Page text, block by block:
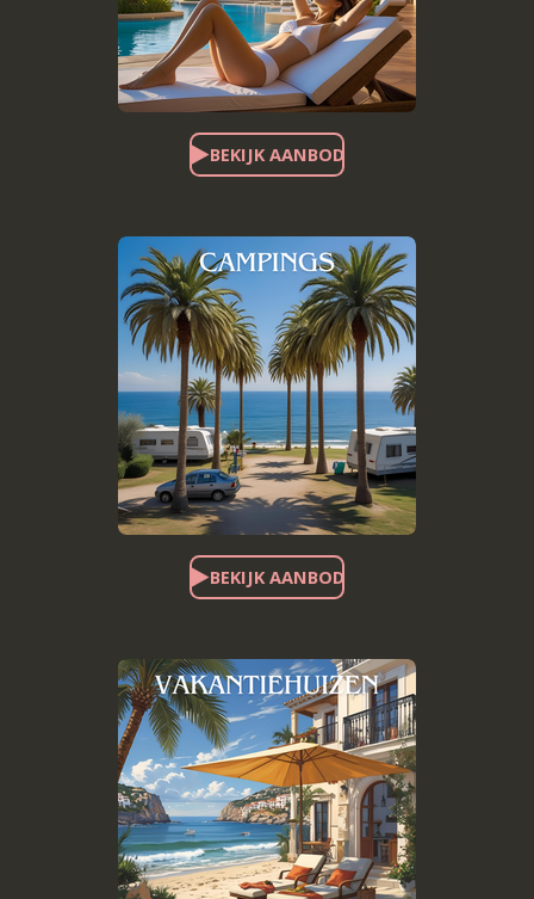
BEKIJK AANBOD
BEKIJK AANBOD